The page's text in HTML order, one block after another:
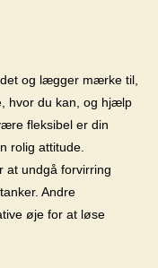
og lægger mærke til,
hvor du kan, og hjælp
fleksibel er din
rolig attitude.
at undgå forvirring
Andre
øje for at løse